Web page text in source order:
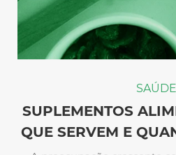
SAÚDE
SUPLEMENTOS
QUE SERVEM E